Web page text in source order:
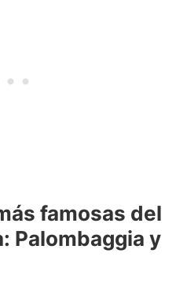
famosas del
Palombaggia y